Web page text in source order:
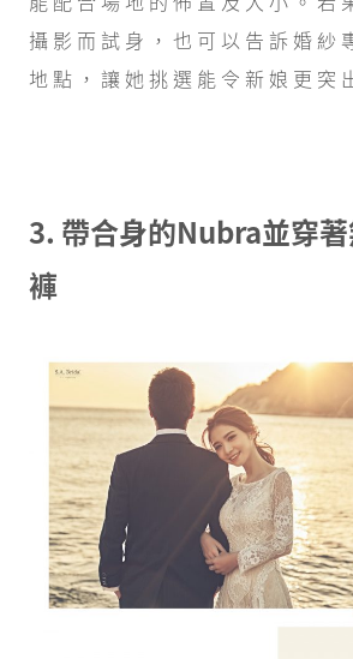
攝影而試身，也可以告訴婚紗
地點，讓她挑選能令新娘更突
3. 帶合身的Nubra並穿
褲